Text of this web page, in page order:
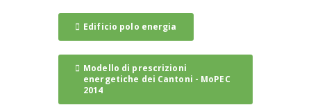
Edificio polo energia
Modello di prescrizioni
energetiche dei Cantoni - MoPEC
2014